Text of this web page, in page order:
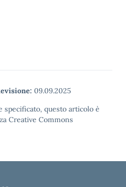
09.09.2025
specificato, questo articolo è
Creative Commons